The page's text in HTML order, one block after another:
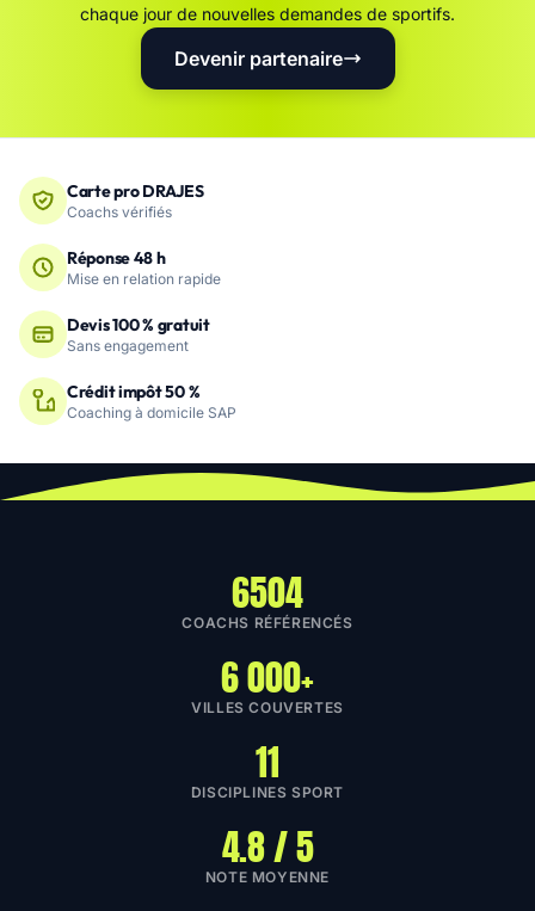
chaque jour de nouvelles demandes de sportifs.
Devenir partenaire
Carte pro DRAJES
Coachs vérifiés
Réponse 48 h
Mise en relation rapide
Devis 100 % gratuit
Sans engagement
Crédit impôt 50 %
Coaching à domicile SAP
6504
COACHS RÉFÉRENCÉS
6 000+
VILLES COUVERTES
11
DISCIPLINES SPORT
4.8 / 5
NOTE MOYENNE